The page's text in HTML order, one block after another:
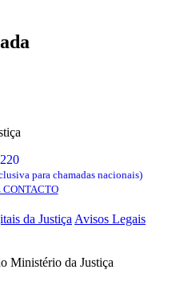
para chamadas nacionais)
da Justiça Avisos Legais
Ministério da Justiça